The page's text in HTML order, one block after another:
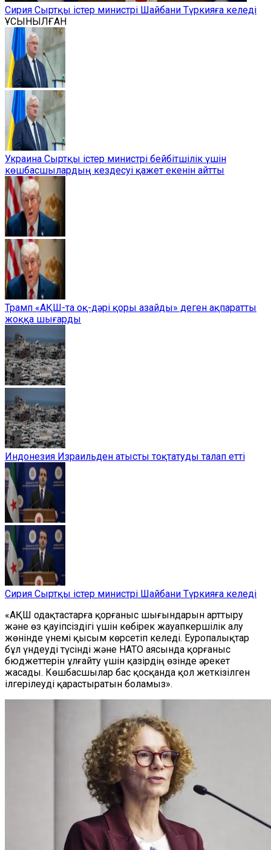
Сирия Сыртқы істер министрі Шайбани Түркияға келеді
ҰСЫНЫЛҒАН
Украина Сыртқы істер министрі бейбітшілік үшін
көшбасшылардың кездесуі қажет екенін айтты
Трамп «АҚШ-та оқ-дәрі қоры азайды» деген ақпаратты
жоққа шығарды
Индонезия Израильден атысты тоқтатуды талап етті
Сирия Сыртқы істер министрі Шайбани Түркияға келеді
«АҚШ одақтастарға қорғаныс шығындарын арттыру
және өз қауіпсіздігі үшін көбірек жауапкершілік алу
жөнінде үнемі қысым көрсетіп келеді. Еуропалықтар
бұл үндеуді түсінді және НАТО аясында қорғаныс
бюджеттерін ұлғайту үшін қазірдің өзінде әрекет
жасады. Көшбасшылар бас қосқанда қол жеткізілген
ілгерілеуді қарастыратын боламыз».